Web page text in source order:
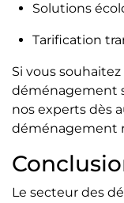
Solutions
Tarification
Si vous
déménagement
nos experts dès
déménagement
Le secteur des